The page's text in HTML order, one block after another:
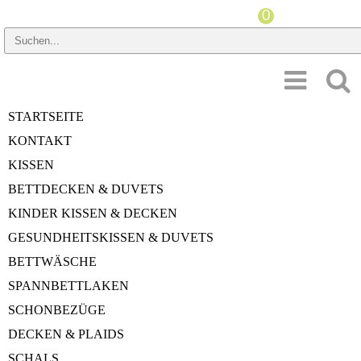
STARTSEITE
KONTAKT
KISSEN
BETTDECKEN & DUVETS
KINDER KISSEN & DECKEN
GESUNDHEITSKISSEN & DUVETS
BETTWÄSCHE
SPANNBETTLAKEN
SCHONBEZÜGE
DECKEN & PLAIDS
HERSTELLER
STÜTZKRAFTINDEX
MILBENSCHUTZ
Startseite»Kissen»Bio-Baumwolle
Bio-Baumwolle